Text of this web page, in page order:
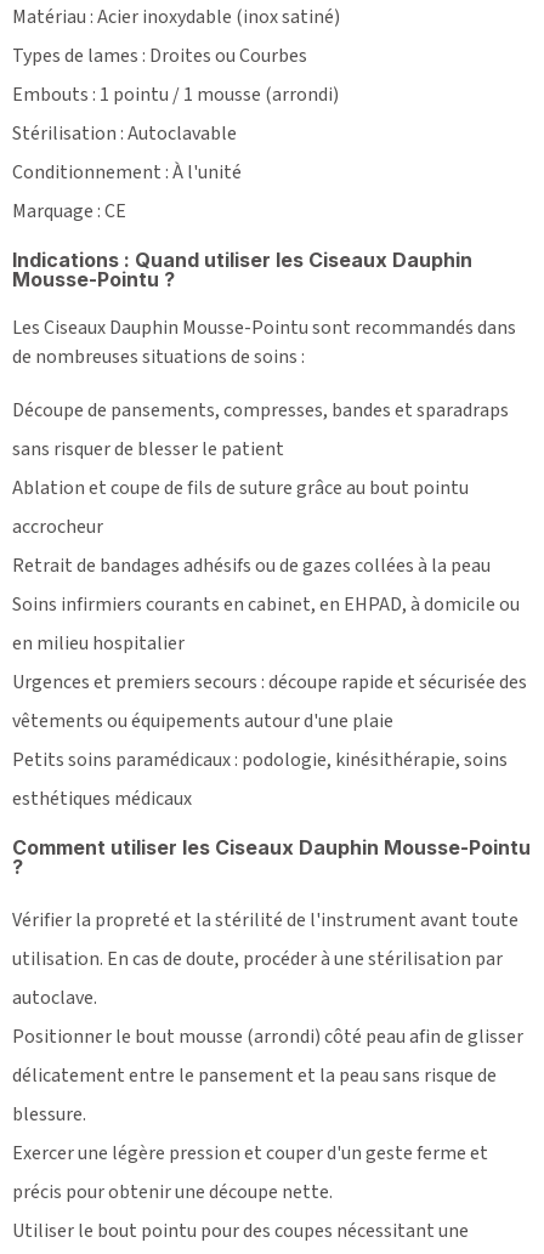
Matériau : Acier inoxydable (inox satiné)
Types de lames : Droites ou Courbes
Embouts : 1 pointu / 1 mousse (arrondi)
Stérilisation : Autoclavable
Conditionnement : À l'unité
Marquage : CE
Indications : Quand utiliser les Ciseaux Dauphin
Mousse-Pointu ?
Les Ciseaux Dauphin Mousse-Pointu sont recommandés dans
de nombreuses situations de soins :
Découpe de pansements, compresses, bandes et sparadraps
sans risquer de blesser le patient
Ablation et coupe de fils de suture grâce au bout pointu
accrocheur
Retrait de bandages adhésifs ou de gazes collées à la peau
Soins infirmiers courants en cabinet, en EHPAD, à domicile ou
en milieu hospitalier
Urgences et premiers secours : découpe rapide et sécurisée des
vêtements ou équipements autour d'une plaie
Petits soins paramédicaux : podologie, kinésithérapie, soins
esthétiques médicaux
Comment utiliser les Ciseaux Dauphin Mousse-Pointu
?
Vérifier la propreté et la stérilité de l'instrument avant toute
utilisation. En cas de doute, procéder à une stérilisation par
autoclave.
Positionner le bout mousse (arrondi) côté peau afin de glisser
délicatement entre le pansement et la peau sans risque de
blessure.
Exercer une légère pression et couper d'un geste ferme et
précis pour obtenir une découpe nette.
Utiliser le bout pointu pour des coupes nécessitant une